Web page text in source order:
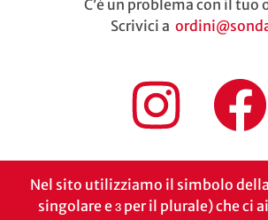
C’è un problema con il tuo
Scrivici a
Nel sito utilizziamo il simbolo della
singolare e ɜ per il plurale) che ci